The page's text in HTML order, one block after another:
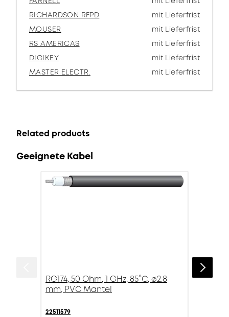
RICHARDSON RFPD
mit Lieferfrist
MOUSER
mit Lieferfrist
RS AMERICAS
mit Lieferfrist
DIGIKEY
mit Lieferfrist
MASTER ELECTR.
mit Lieferfrist
Related products
Geeignete Kabel
RG174, 50 Ohm, 1 GHz, 85°C, ø2.8
mm, PVC Mantel
22511579